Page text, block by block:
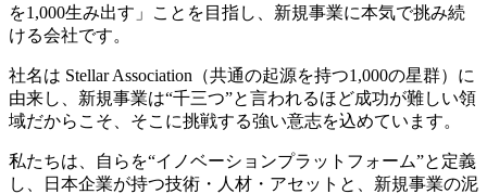
を1,000生み出す」ことを目指し、新規事業に本気で挑み続
ける会社です。
社名は Stellar Association（共通の起源を持つ1,000の星群）に
由来し、新規事業は“千三つ”と言われるほど成功が難しい領
域だからこそ、そこに挑戦する強い意志を込めています。
私たちは、自らを“イノベーションプラットフォーム”と定義
し、日本企業が持つ技術・人材・アセットと、新規事業の泥